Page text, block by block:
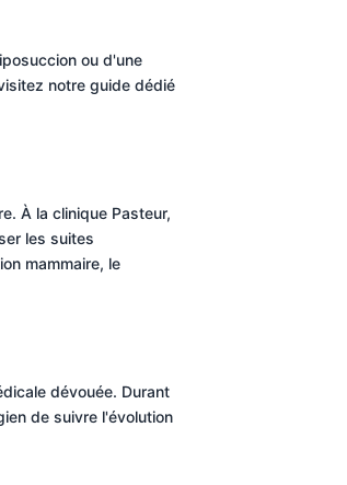
ou d'une
notre guide dédié
À la clinique Pasteur,
les suites
mammaire, le
dévouée. Durant
de suivre l'évolution